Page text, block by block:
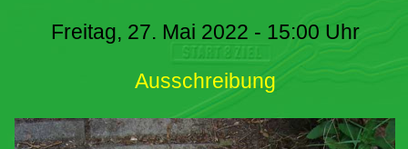
Freitag, 27. Mai 2022 - 15:00 Uhr
Ausschreibung